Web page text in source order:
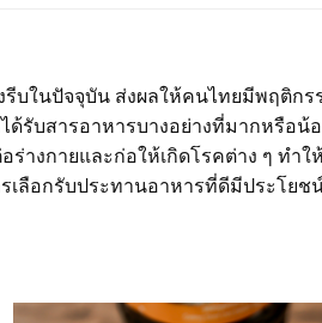
รีบในปัจจุบัน ส่งผลให้คนไทยมีพฤติก
ด้รับสารอาหารบางอย่างที่มากหรือน้อ
ร่างกายและก่อให้เกิดโรคต่าง ๆ ท
เลือกรับประทานอาหารที่ดีมีประโย